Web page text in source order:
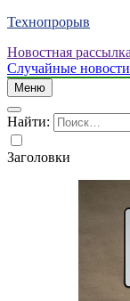
Технопрорыв
Новостная рассылка
Случайные новости
Меню
Найти:
Заголовки